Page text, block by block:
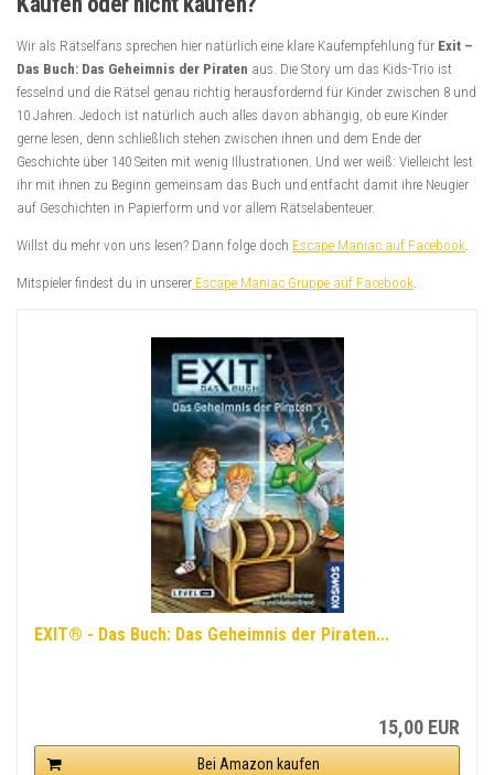
Wir als Rätselfans sprechen hier natürlich eine klare Kaufempfehlung für Exit –
Das Buch: Das Geheimnis der Piraten aus. Die Story um das Kids-Trio ist
fesselnd und die Rätsel genau richtig herausfordernd für Kinder zwischen 8 und
10 Jahren. Jedoch ist natürlich auch alles davon abhängig, ob eure Kinder
gerne lesen, denn schließlich stehen zwischen ihnen und dem Ende der
Geschichte über 140 Seiten mit wenig Illustrationen. Und wer weiß: Vielleicht lest
ihr mit ihnen zu Beginn gemeinsam das Buch und entfacht damit ihre Neugier
auf Geschichten in Papierform und vor allem Rätselabenteuer.
Willst du mehr von uns lesen? Dann folge doch Escape Maniac auf Facebook
Mitspieler findest du in unserer Escape Maniac Gruppe auf Facebook.
EXIT® - Das Buch: Das Geheimnis der Piraten...
15,00 EUR
Bei Amazon kaufen